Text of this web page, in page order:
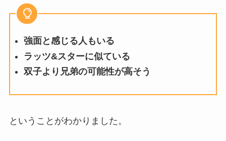
強面と感じる人もいる
ラッツ&スターに似ている
双子より兄弟の可能性が高そう
ということがわかりました。